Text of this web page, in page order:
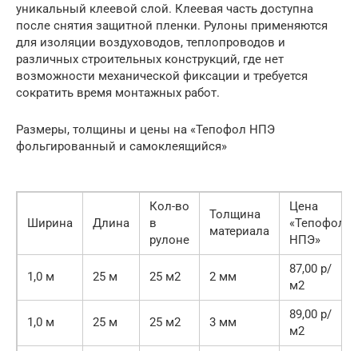
уникальный клеевой слой. Клеевая часть доступна
после снятия защитной пленки. Рулоны применяются
для изоляции воздуховодов, теплопроводов и
различных строительных конструкций, где нет
возможности механической фиксации и требуется
сократить время монтажных работ.
Размеры, толщины и цены на «Тепофол НПЭ
фольгированный и самоклеящийся»
Ширина Длина
Кол-во
в
рулоне
Толщина
материала
Цена
«Тепофол
НПЭ»
1,0 м 25 м 25 м2 2 мм
87,00 р/
м2
1,0 м 25 м 25 м2 3 мм
89,00 р/
м2